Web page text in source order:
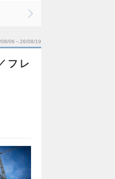
08/06～26/08/19
フレ